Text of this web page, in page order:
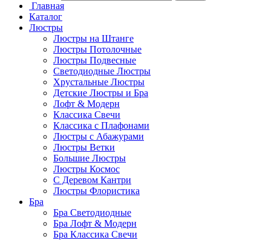
Главная
Каталог
Люстры
Люстры на Штанге
Люстры Потолочные
Люстры Подвесные
Светодиодные Люстры
Хрустальные Люстры
Детские Люстры и Бра
Лофт & Модерн
Классика Свечи
Классика с Плафонами
Люстры с Абажурами
Люстры Ветки
Большие Люстры
Люстры Космос
С Деревом Кантри
Люстры Флористика
Бра
Бра Светодиодные
Бра Лофт & Модерн
Бра Классика Свечи